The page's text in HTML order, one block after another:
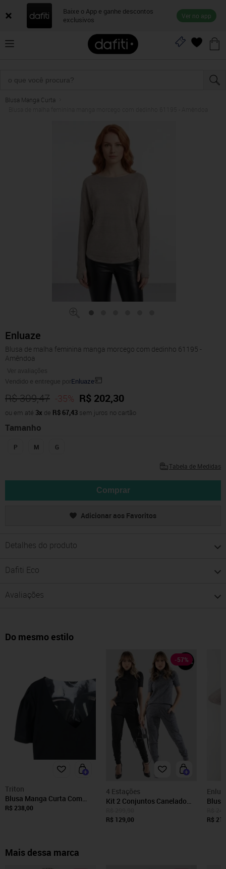
Baixe o App e ganhe descontos
exclusivos
Ver no app
Blusa Manga Curta
Enluaze
Blusa de malha feminina manga morcego com dedinho 61195 -
Amêndoa
Ver avaliações
Vendido e entregue porEnluaze
R$ 309,47 -35% R$ 202,30
ou em até 3x de R$ 67,43 sem juros no cartão
Tamanho
P M G
Tabela de Medidas
Comprar
Adicionar aos Favoritos
Detalhes do produto
Dafiti Eco
Avaliações
Do mesmo estilo
Triton
Blusa Manga Curta Com
Pregas Triton Preto
R$ 238,00
-57%
4 Estações
Kit 2 Conjuntos Canelado
Blusa Canelada Calça
R$ 129,00
R$
Mais dessa marca